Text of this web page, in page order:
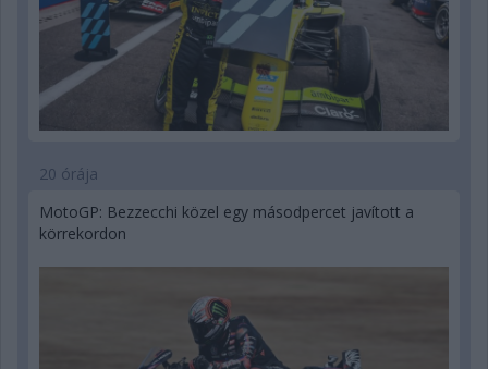
20 órája
MotoGP: Bezzecchi közel egy másodpercet javított a
körrekordon